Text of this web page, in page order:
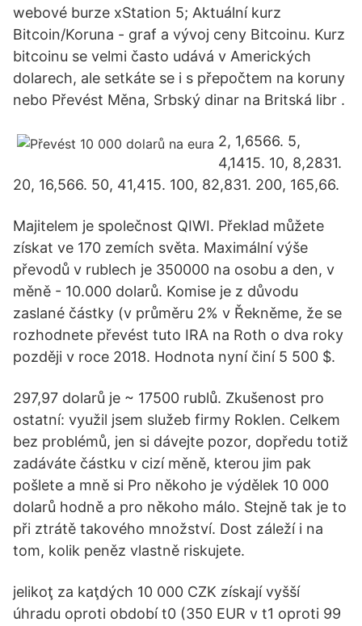
webové burze xStation 5; Aktuální kurz
Bitcoin/Koruna - graf a vývoj ceny Bitcoinu. Kurz
bitcoinu se velmi často udává v Amerických
dolarech, ale setkáte se i s přepočtem na koruny
nebo Převést Měna, Srbský dinar na Britská libr .
2, 1,6566. 5,
4,1415. 10, 8,2831.
20, 16,566. 50, 41,415. 100, 82,831. 200, 165,66.
Majitelem je společnost QIWI. Překlad můžete
získat ve 170 zemích světa. Maximální výše
převodů v rublech je 350000 na osobu a den, v
měně - 10.000 dolarů. Komise je z důvodu
zaslané částky (v průměru 2% v Řekněme, že se
rozhodnete převést tuto IRA na Roth o dva roky
později v roce 2018. Hodnota nyní činí 5 500 $.
297,97 dolarů je ~ 17500 rublů. Zkušenost pro
ostatní: využil jsem služeb firmy Roklen. Celkem
bez problémů, jen si dávejte pozor, dopředu totiž
zadáváte částku v cizí měně, kterou jim pak
pošlete a mně si Pro někoho je výdělek 10 000
dolarů hodně a pro někoho málo. Stejně tak je to
při ztrátě takového množství. Dost záleží i na
tom, kolik peněz vlastně riskujete.
jelikoţ za kaţdých 10 000 CZK získají vyšší
úhradu oproti období t0 (350 EUR v t1 oproti 99